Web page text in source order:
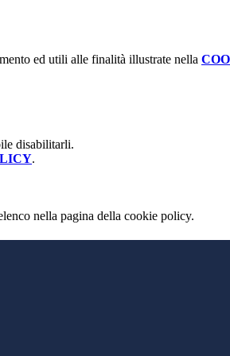
ed utili alle finalità illustrate nella
disabilitarli.
.
nella pagina della cookie policy.